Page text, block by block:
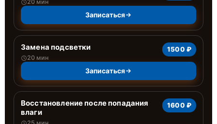
20 мин
Записаться
Замена подсветки
20 мин
1500 ₽
Записаться
Восстановление после попадания
влаги
1600 ₽